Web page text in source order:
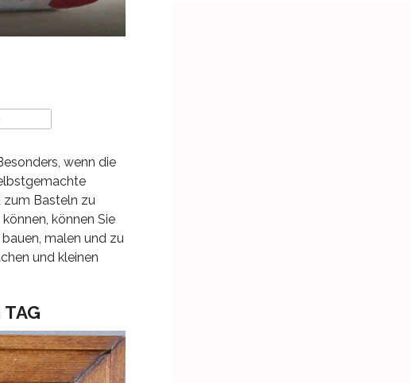
wenn die
zum Basteln zu
können Sie
malen und zu
und kleinen